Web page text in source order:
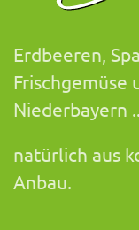
Erdbeeren,
Frischgemüse
Niederbayern
natürlich aus
Anbau.